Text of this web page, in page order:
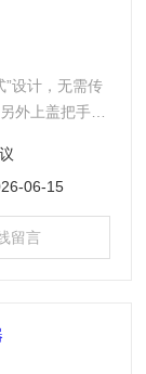
”设计，无需传
外上盖把手下
作产生安全事
06-15
留言